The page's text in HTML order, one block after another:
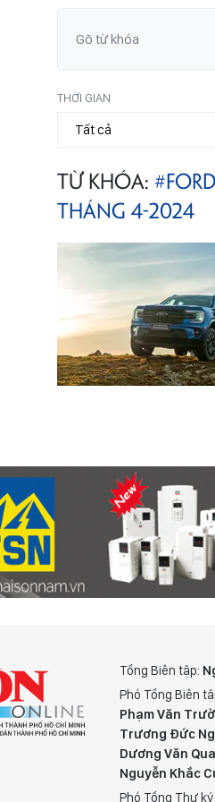
THỜI GIAN
TỪ KHÓA:
THÁNG 4-2024
Tổng Biên tập:
Phó Tổng Biên
Phạm Văn
Trương Đức
Dương Văn
Nguyễn Khắc
Phó Tổng Thư